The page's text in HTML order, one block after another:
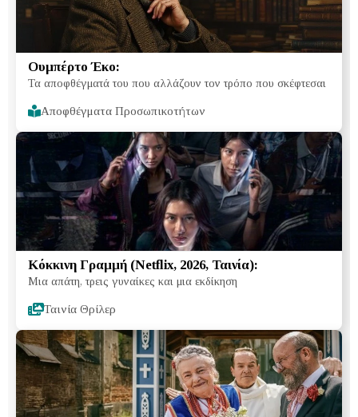
Ουμπέρτο Έκο:
Τα αποφθέγματά του που αλλάζουν τον τρόπο που σκέφτεσαι
Αποφθέγματα Προσωπικοτήτων
Κόκκινη Γραμμή (Netflix, 2026, Ταινία):
Μια απάτη, τρεις γυναίκες και μια εκδίκηση
Ταινία Θρίλερ